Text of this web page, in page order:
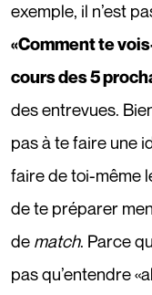
exemple, il n’est
«Comment te
cours des 5
des entrevues.
pas à te faire une
faire de toi-même
de te préparer
de match. Parce
pas qu’entendre